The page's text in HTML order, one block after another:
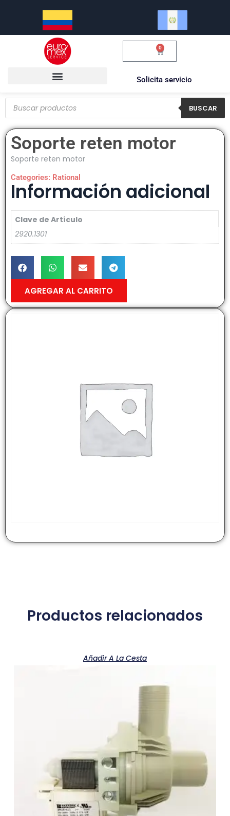
0
Solicita servicio
BUSCAR
Soporte reten motor
Soporte reten motor
Categories: Rational
Información adicional
Clave de Artículo
2920.1301
AGREGAR AL CARRITO
Productos relacionados
Añadir A La Cesta